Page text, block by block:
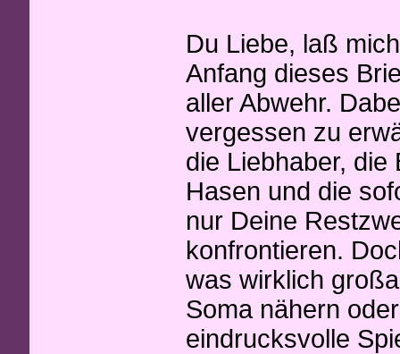
Du Liebe, laß
Anfang dieses
aller Abwehr.
vergessen zu
die Liebhaber, die
Hasen und die
nur Deine
konfrontieren.
was wirklich
Soma nähern
eindrucksvolle